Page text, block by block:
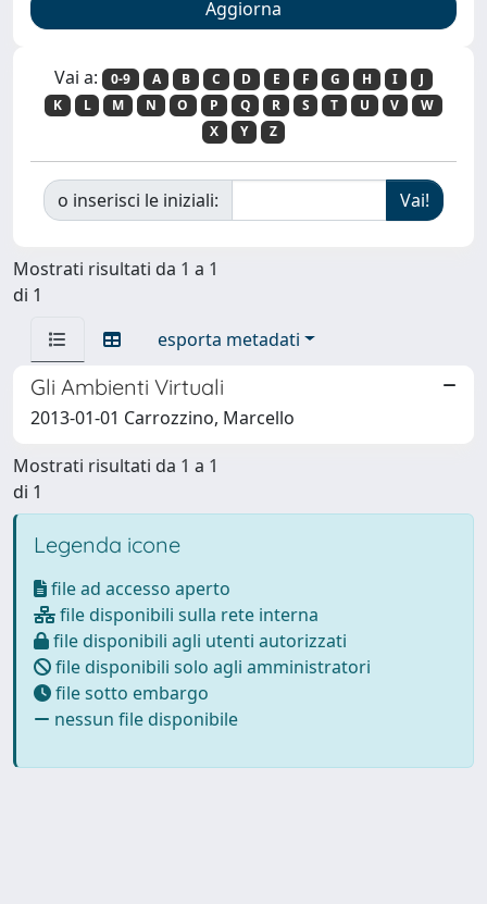
Vai a: 0-9 A B C D E F G H I
J
K
L M N O P Q R S T U V
W
X
Y Z
o inserisci le iniziali:
Mostrati risultati da 1 a 1
di 1
esporta metadati
Gli Ambienti Virtuali
2013-01-01 Carrozzino, Marcello
Mostrati risultati da 1 a 1
di 1
Legenda icone
file ad accesso aperto
file disponibili sulla rete interna
file disponibili agli utenti autorizzati
file disponibili solo agli amministratori
file sotto embargo
nessun file disponibile